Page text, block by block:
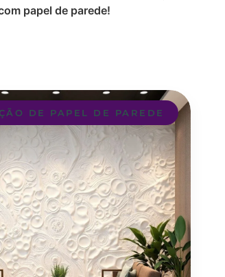
DE PAPEL DE PAREDE